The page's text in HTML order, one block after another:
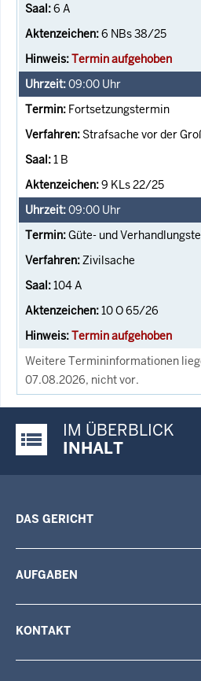
6 A
6 NBs 38/25
Termin aufgehoben
09:00 Uhr
Fortsetzungstermin
Strafsache vor der
1 B
9 KLs 22/25
09:00 Uhr
Güte- und
Zivilsache
104 A
10 O 65/26
Termin aufgehoben
Weitere Termininformationen
07.08.2026, nicht vor.
Justiz-Portal im Überblick:
IM ÜBERBLICK
INHALT
DAS GERICHT
AUFGABEN
KONTAKT